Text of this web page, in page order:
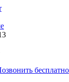
бесплатно